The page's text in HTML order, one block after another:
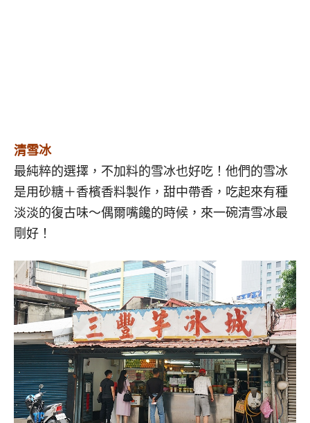
清雪冰
最純粹的選擇，不加料的雪冰也好吃！他們的雪冰
是用砂糖＋香檳香料製作，甜中帶香，吃起來有種
淡淡的復古味～偶爾嘴饞的時候，來一碗清雪冰最
剛好！